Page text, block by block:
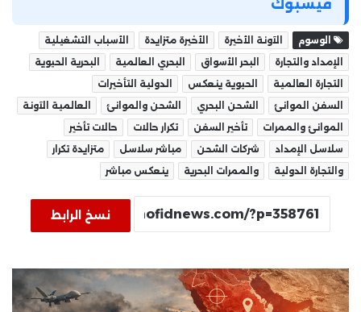
فيسبوك
الوسوم الآونة الأخيرة الأخيرة متزايدة
الأسباب التشغيلية
الإمداد والتجارة
البحر الأسواق البحري العالمية
البحرية الحيوية
التجارة العالمية
الحيوية ينعكس
الدولية التأخيرات
السفن الموانئ
الشحن البحري الشحن والموانئ
العالمية الآونة
الموانئ والممرات
تأخير السفن تكرار حالات
حالات تأخير
سلاسل الإمداد
شركات الشحن مباشر سلاسل
متزايدة تكرار
والتجارة الدولية
والممرات البحرية ينعكس مباشر
نسخ الرابط